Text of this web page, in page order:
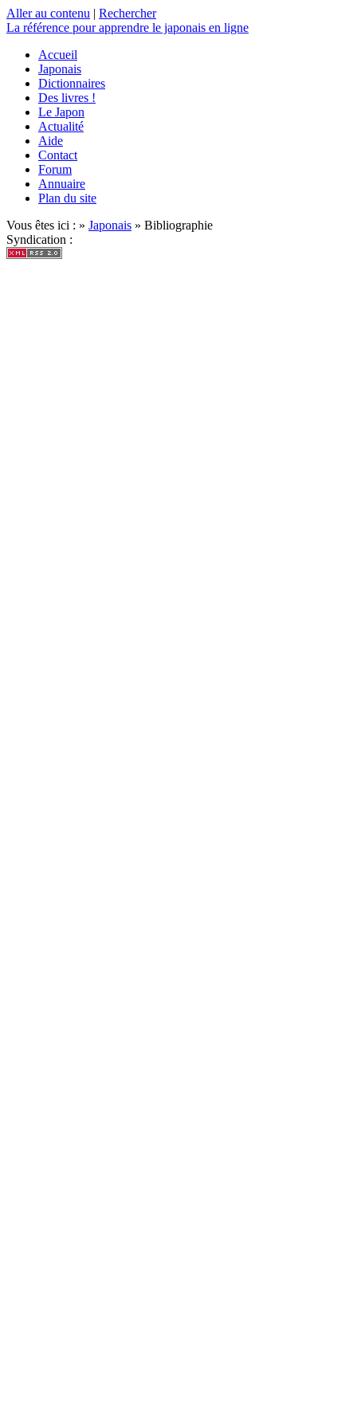
Aller au contenu | Rechercher
La référence pour apprendre le japonais en ligne
Accueil
Japonais
Dictionnaires
Des livres !
Le Japon
Actualité
Aide
Contact
Forum
Annuaire
Plan du site
Vous êtes ici : » Japonais » Bibliographie
Syndication :